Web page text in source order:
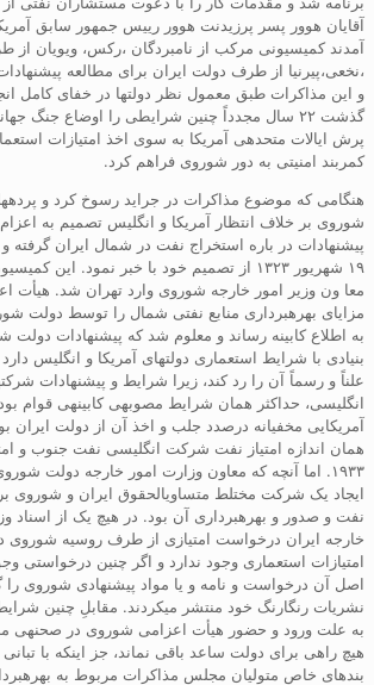
آقایان هوور پسر پرزیدنت هوور رییس جمهور سابق
آمدند کمیسیونی مرکب از نامبردگان ،رکس، ویویان از
،نخعی،پیرنیا از طرف دولت ایران برای مطالعه
و این مذاکرات طبق معمول نظر دولتها در خفای کامل
گذشت ۲۲ سال مجدداً چنین شرایطی را اوضاع جنگ
پرش ایالات متحدهی آمریکا به سوی اخذ امتیازات
کمربند امنیتی به دور شوروی فراهم کرد.
هنگامی که موضوع مذاکرات در جراید رسوخ کرد و
شوروی بر خلاف انتظار آمریکا و انگلیس تصمیم به
پیشنهادات در باره استخراج نفت در شمال ایران گرفته و
۱۹ شهریور ۱۳۲۳ از تصمیم خود با خبر نمود. این
معا ون وزیر امور خارجه شوروی وارد تهران شد. هیأت
مزایای بهرهبرداری منابع نفتی شمال را توسط دولت
به اطلاع کابینه رساند و معلوم شد که پیشنهادات دولت
بنیادی با شرایط استعماری دولتهای آمریکا و انگلیس
علناً و رسماً آن را رد کند، زیرا شرایط و پیشنهادات
انگلیسی، حداکثر همان شرایط مصوبهی کابینهی قوام
آمریکایی مخفیانه درصدد جلب و اخذ آن از دولت ایران
همان اندازه امتیاز نفت شرکت انگلیسی نفت جنوب و
۱۹۳۳. اما آنچه که معاون وزارت امور خارجه دولت
ایجاد یک شرکت مختلط متساویالحقوق ایران و شوروی
نفت و صدور و بهرهبرداری آن بود. در هیچ یک از اسناد
خارجه ایران درخواست امتیازی از طرف روسیه شوروی
امتیازات استعماری وجود ندارد و اگر چنین درخواستی
اصل آن درخواست و نامه و یا مواد پیشنهادی شوروی
نشریات رنگارنگ خود منتشر میکردند. مقابلِ چنین
به علت ورود و حضور هیأت اعزامی شوروی در صحنهی
هیچ راهی برای دولت ساعد باقی نماند، جز اینکه با
بندهای خاصِ متولیان مجلس مذاکرات مربوط به